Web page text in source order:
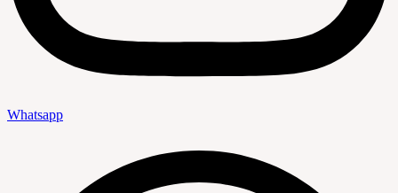
Whatsapp